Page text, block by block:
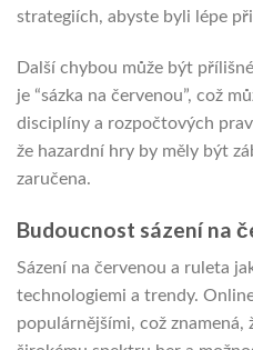
strategiích, abyste byli lépe
Další chybou může být
je “sázka na červenou”, což
disciplíny a rozpočtových
že hazardní hry by měly být
zaručena.
Budoucnost sázení na
Sázení na červenou a ruleta
technologiemi a trendy.
populárnějšími, což